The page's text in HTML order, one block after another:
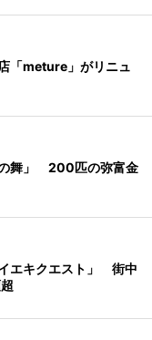
「meture」がリニュ
舞」 200匹の弥富金
エキクエスト」 街中